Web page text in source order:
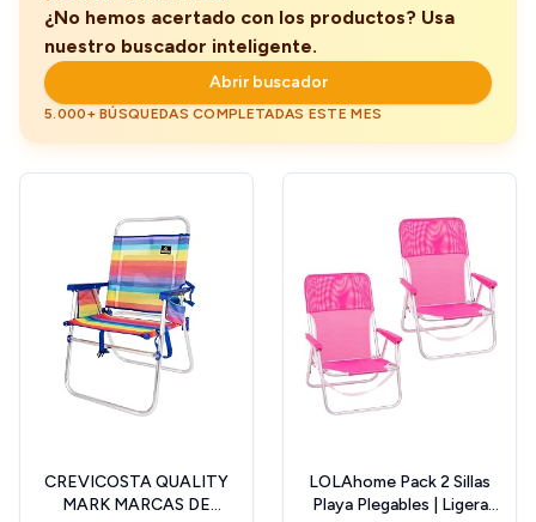
¿No hemos acertado con los productos? Usa
nuestro buscador inteligente.
Abrir buscador
5.000+ BÚSQUEDAS COMPLETADAS ESTE MES
CREVICOSTA QUALITY
MARK MARCAS DE
LOLAhome Pack 2 Sillas
Playa Plegables | Ligera